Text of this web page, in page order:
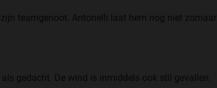
teamgenoot. Antonelli laat hem nog niet zomaar
gedacht. De wind is inmiddels ook stil gevallen.